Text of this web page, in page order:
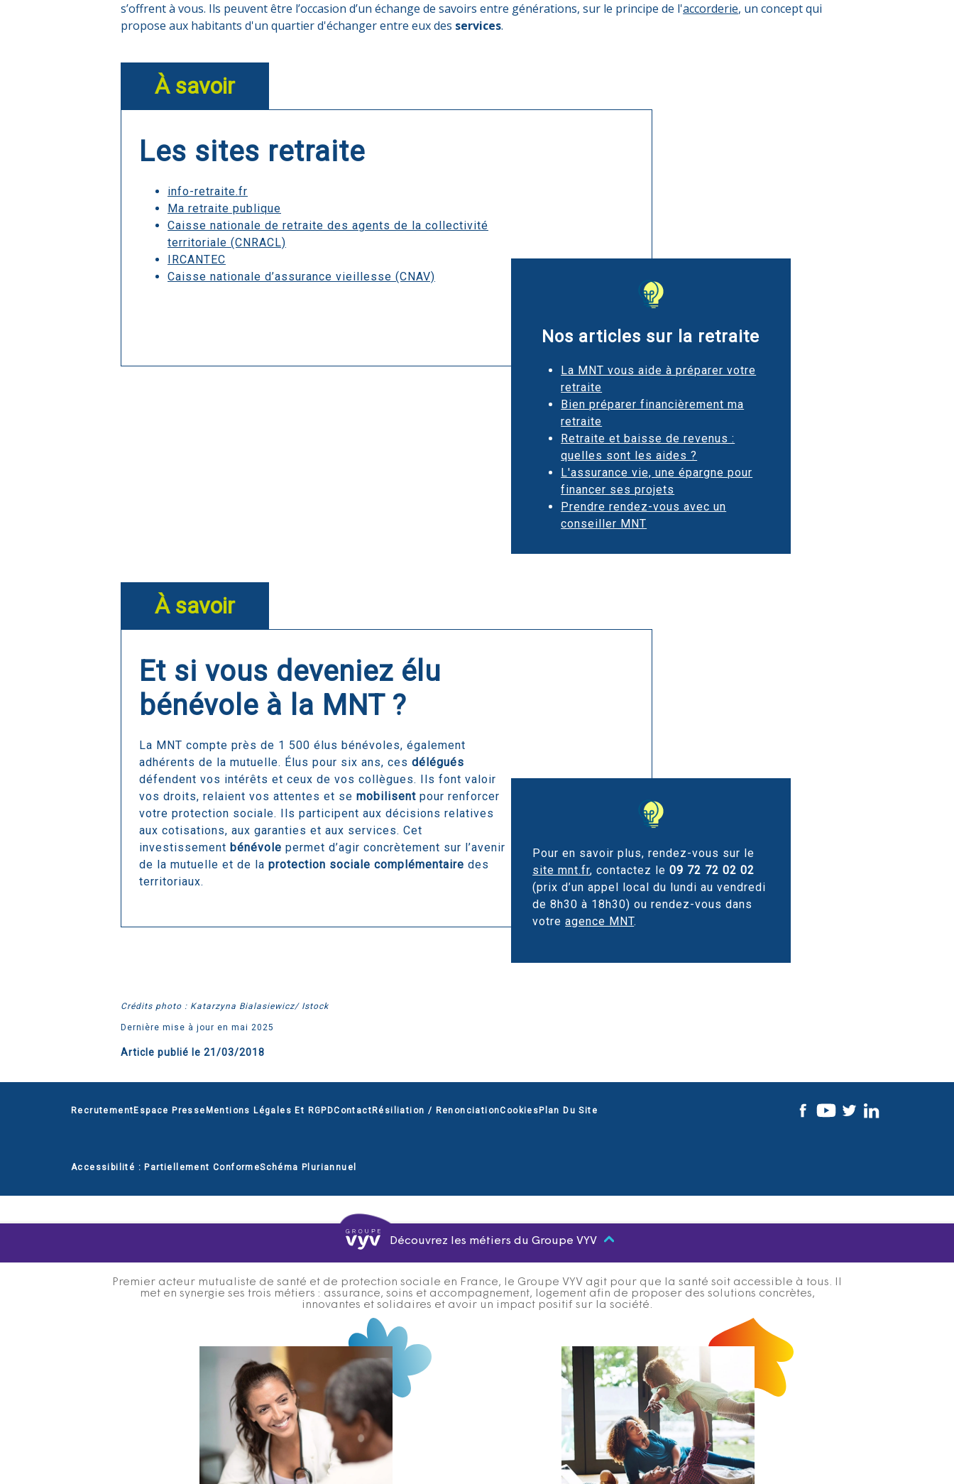
s’offrent à vous. Ils peuvent être l’occasion d’un échange de savoirs entre générations, sur le principe de l'accorderie, un concept qui
propose aux habitants d'un quartier d'échanger entre eux des services.
À savoir
Les sites retraite
info-retraite.fr
Ma retraite publique
Caisse nationale de retraite des agents de la collectivité
territoriale (CNRACL)
IRCANTEC
Caisse nationale d’assurance vieillesse (CNAV)
Nos articles sur la retraite
La MNT vous aide à préparer votre
retraite
Bien préparer financièrement ma
retraite
Retraite et baisse de revenus :
quelles sont les aides ?
L'assurance vie, une épargne pour
financer ses projets
Prendre rendez-vous avec un
conseiller MNT
À savoir
Et si vous deveniez élu
bénévole à la MNT ?
La MNT compte près de 1 500 élus bénévoles, également
adhérents de la mutuelle. Élus pour six ans, ces délégués
défendent vos intérêts et ceux de vos collègues. Ils font valoir
vos droits, relaient vos attentes et se mobilisent pour renforcer
votre protection sociale. Ils participent aux décisions relatives
aux cotisations, aux garanties et aux services. Cet
investissement bénévole permet d’agir concrètement sur l’avenir
de la mutuelle et de la protection sociale complémentaire des
territoriaux.
Pour en savoir plus, rendez-vous sur le
site mnt.fr, contactez le09 72 72 02 02
(prix d’un appel local du lundi au vendredi
de 8h30 à 18h30) ou rendez-vous dans
votreagence MNT.
Crédits photo : Katarzyna Bialasiewicz/ Istock
Dernière mise à jour en mai 2025
Article publié le 21/03/2018
Recrutement Espace Presse Mentions Légales Et RGPDContact Résiliation / RenonciationCookies Plan Du Site
Accessibilité : Partiellement ConformeSchéma Pluriannuel
Découvrez les métiers du Groupe VYV
Premier acteur mutualiste de santé et de protection sociale en France, le Groupe VYV agit pour que la santé soit accessible à tous. Il
met en synergie ses trois métiers : assurance, soins et accompagnement, logement afin de proposer des solutions concrètes,
innovantes et solidaires et avoir un impact positif sur la société.